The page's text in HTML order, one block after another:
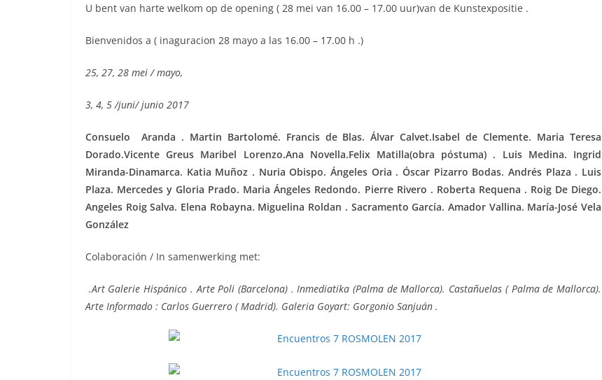
U bent van harte welkom op de opening ( 28 mei van 16.00 – 17.00 uur)van de Kunstexpositie .
Bienvenidos a ( inaguracion 28 mayo a las 16.00 – 17.00 h .)
25, 27, 28 mei / mayo,
3, 4, 5 /juni/ junio 2017
Consuelo Aranda . Martin Bartolomé. Francis de Blas. Álvar Calvet.Isabel de Clemente. Maria Teresa
Dorado.Vicente Greus Maribel Lorenzo.Ana Novella.Felix Matilla(obra póstuma) . Luis Medina. Ingrid
Miranda-Dinamarca. Katia Muñoz . Nuria Obispo. Ángeles Oria . Óscar Pizarro Bodas. Andrés Plaza . Luis
Plaza. Mercedes y Gloria Prado. Maria Ángeles Redondo. Pierre Rivero . Roberta Requena . Roig De Diego.
Angeles Roig Salva. Elena Robayna. Miguelina Roldan . Sacramento García. Amador Vallina. María-José Vela
González
Colaboración / In samenwerking met:
.Art Galerie Hispánico . Arte Poli (Barcelona) . Inmediatika (Palma de Mallorca). Castañuelas ( Palma de Mallorca).
Arte Informado : Carlos Guerrero ( Madrid). Galeria Goyart: Gorgonio Sanjuán .